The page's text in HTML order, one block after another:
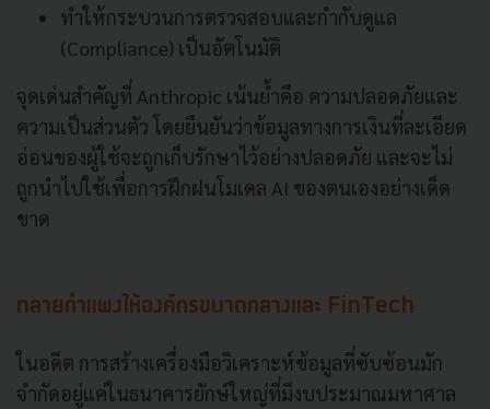
ทำให้กระบวนการตรวจสอบและกำกับดูแล
(Compliance) เป็นอัตโนมัติ
จุดเด่นสำคัญที่ Anthropic เน้นย้ำคือ ความปลอดภัยและ
ความเป็นส่วนตัว โดยยืนยันว่าข้อมูลทางการเงินที่ละเอียด
อ่อนของผู้ใช้จะถูกเก็บรักษาไว้อย่างปลอดภัย และจะไม่
ถูกนำไปใช้เพื่อการฝึกฝนโมเดล AI ของตนเองอย่างเด็ด
ขาด
ทลายกำแพงให้องค์กรขนาดกลางและ FinTech
ในอดีต การสร้างเครื่องมือวิเคราะห์ข้อมูลที่ซับซ้อนมัก
จำกัดอยู่แค่ในธนาคารยักษ์ใหญ่ที่มีงบประมาณมหาศาล